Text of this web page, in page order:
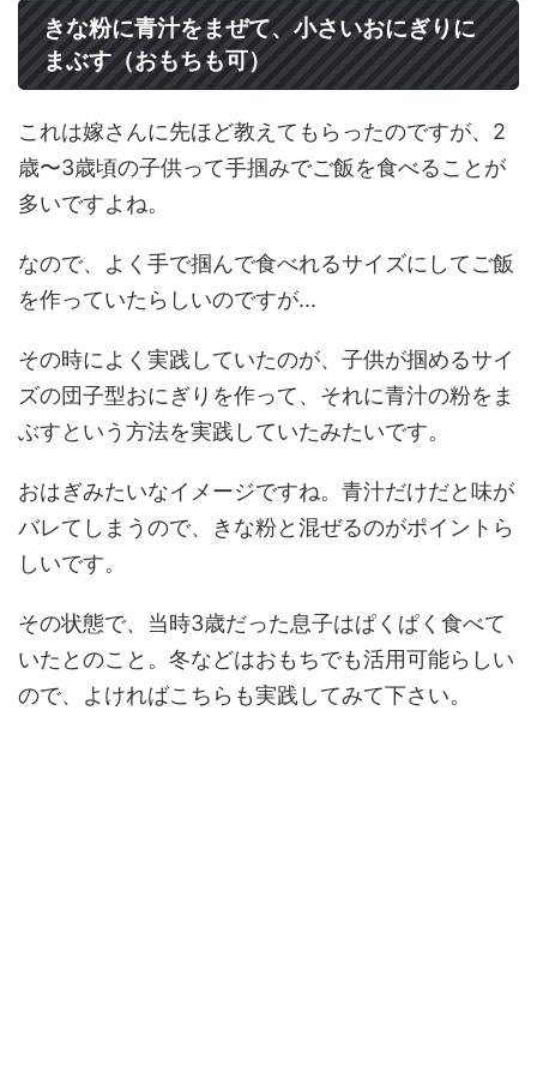
きな粉に青汁をまぜて、小さいおにぎりに
まぶす（おもちも可）
これは嫁さんに先ほど教えてもらったのですが、2
歳〜3歳頃の子供って手掴みでご飯を食べることが
多いですよね。
なので、よく手で掴んで食べれるサイズにしてご飯
を作っていたらしいのですが...
その時によく実践していたのが、子供が掴めるサイ
ズの団子型おにぎりを作って、それに青汁の粉をま
ぶすという方法を実践していたみたいです。
おはぎみたいなイメージですね。青汁だけだと味が
バレてしまうので、きな粉と混ぜるのがポイントら
しいです。
その状態で、当時3歳だった息子はぱくぱく食べて
いたとのこと。冬などはおもちでも活用可能らしい
ので、よければこちらも実践してみて下さい。